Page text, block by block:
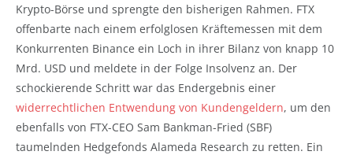
Krypto-Börse und sprengte den bisherigen Rahmen. FTX
offenbarte nach einem erfolglosen Kräftemessen mit dem
Konkurrenten Binance ein Loch in ihrer Bilanz von knapp 10
Mrd. USD und meldete in der Folge Insolvenz an. Der
schockierende Schritt war das Endergebnis einer
widerrechtlichen Entwendung von Kundengeldern, um den
ebenfalls von FTX-CEO Sam Bankman-Fried (SBF)
taumelnden Hedgefonds Alameda Research zu retten. Ein